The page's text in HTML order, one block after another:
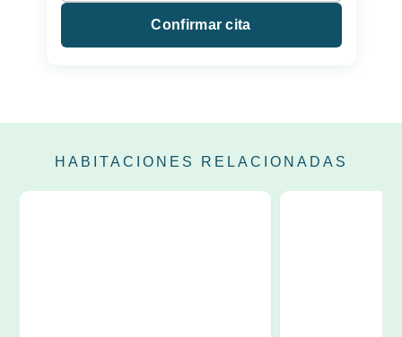
Confirmar cita
HABITACIONES RELACIONADAS